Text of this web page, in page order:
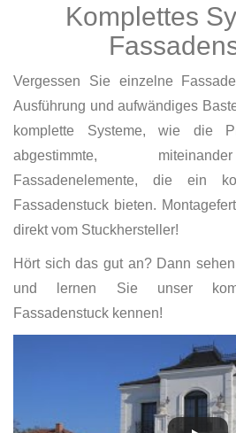
Komplettes
Vergessen Sie einzelne
Ausführung und aufwändiges
komplette Systeme, wie die
abgestimmte,
Fassadenelemente, die ein
Fassadenstuck bieten.
direkt vom Stuckhersteller!
Hört sich das gut an? Dann
und lernen Sie unser
Fassadenstuck kennen!